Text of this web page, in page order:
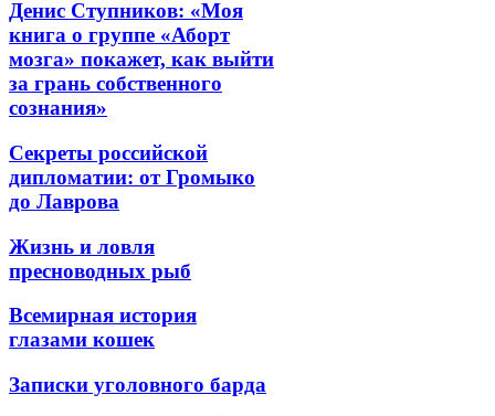
Денис Ступников: «Моя
книга о группе «Аборт
мозга» покажет, как выйти
за грань собственного
сознания»
Секреты российской
дипломатии: от Громыко
до Лаврова
Жизнь и ловля
пресноводных рыб
Всемирная история
глазами кошек
Записки уголовного барда